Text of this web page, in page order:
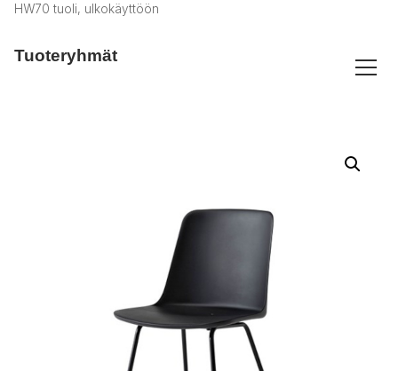
HW70 tuoli, ulkokäyttöön
Tuoteryhmät